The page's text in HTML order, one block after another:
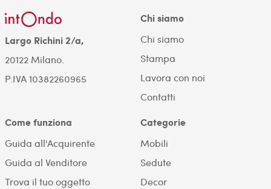
Largo Richini 2/a,
20122 Milano.
P.IVA 10382260965
Chi siamo
Chi siamo
Stampa
Lavora con noi
Contatti
Come funziona
Guida all'Acquirente
Guida al Venditore
Trova il tuo oggetto
Categorie
Mobili
Sedute
Decor